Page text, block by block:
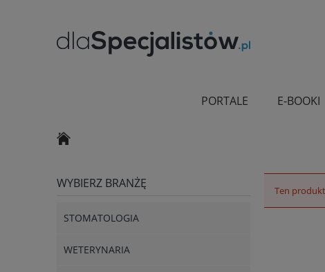
PORTALE E-BOOKI
WYBIERZ BRANŻĘ
STOMATOLOGIA
WETERYNARIA
Ten